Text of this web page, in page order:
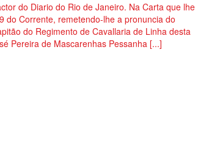
do Diario do Rio de Janeiro. Na Carta que lhe
do Corrente, remetendo-lhe a pronuncia do
do Regimento de Cavallaria de Linha desta
Pereira de Mascarenhas Pessanha [...]